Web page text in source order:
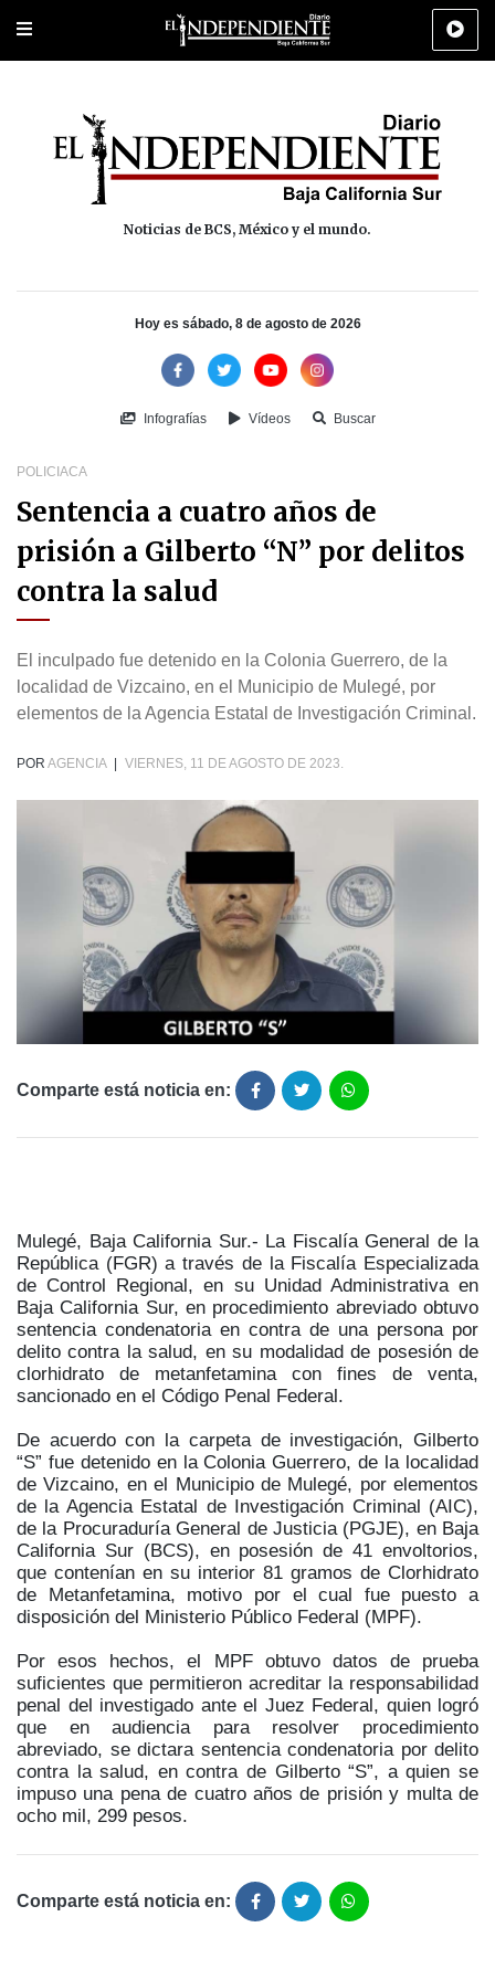
Portada Los Cabos Policiaca Deportes Cultura
Noticias de BCS, México y el mundo.
Hoy es sábado, 8 de agosto de 2026
Infografías Vídeos Buscar
POLICIACA
Sentencia a cuatro años de
prisión a Gilberto “N” por delitos
contra la salud
El inculpado fue detenido en la Colonia Guerrero, de la
localidad de Vizcaino, en el Municipio de Mulegé, por
elementos de la Agencia Estatal de Investigación Criminal.
POR AGENCIA VIERNES, 11 DE AGOSTO DE 2023.
Comparte está noticia en:
Mulegé, Baja California Sur.- La Fiscalía General de la
República (FGR) a través de la Fiscalía Especializada
de Control Regional, en su Unidad Administrativa en
Baja California Sur, en procedimiento abreviado obtuvo
sentencia condenatoria en contra de una persona por
delito contra la salud, en su modalidad de posesión de
clorhidrato de metanfetamina con fines de venta,
sancionado en el Código Penal Federal.
De acuerdo con la carpeta de investigación, Gilberto
“S” fue detenido en la Colonia Guerrero, de la localidad
de Vizcaino, en el Municipio de Mulegé, por elementos
de la Agencia Estatal de Investigación Criminal (AIC),
de la Procuraduría General de Justicia (PGJE), en Baja
California Sur (BCS), en posesión de 41 envoltorios,
que contenían en su interior 81 gramos de Clorhidrato
de Metanfetamina, motivo por el cual fue puesto a
disposición del Ministerio Público Federal (MPF).
Por esos hechos, el MPF obtuvo datos de prueba
suficientes que permitieron acreditar la responsabilidad
penal del investigado ante el Juez Federal, quien logró
que en audiencia para resolver procedimiento
abreviado, se dictara sentencia condenatoria por delito
contra la salud, en contra de Gilberto “S”, a quien se
impuso una pena de cuatro años de prisión y multa de
ocho mil, 299 pesos.
Comparte está noticia en: